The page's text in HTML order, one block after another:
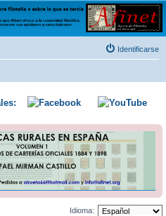
de Filatelia es un foro abierto que Afinet
que exprese libremente sus opiniones y
Identificarse
Idioma: